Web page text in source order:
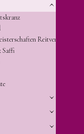
Reitverein
Saffi